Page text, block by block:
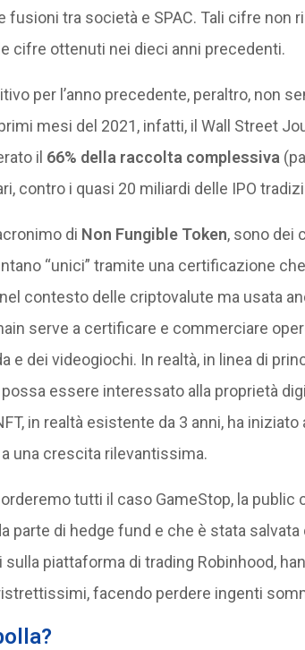
fusioni tra società e SPAC. Tali cifre non
cifre ottenuti nei dieci anni precedenti.
per l’anno precedente, peraltro, non
mesi del 2021, infatti, il Wall Street
il 66% della raccolta complessiva
contro i quasi 20 miliardi delle IPO
di Non Fungible Token, sono dei
“unici” tramite una certificazione
contesto delle criptovalute ma usata
serve a certificare e commerciare
e dei videogiochi. In realtà, in linea di
essere interessato alla proprietà
in realtà esistente da 3 anni, ha
una crescita rilevantissima.
tutti il caso GameStop, la public
parte di hedge fund e che è stata
piattaforma di trading Robinhood,
facendo perdere ingenti